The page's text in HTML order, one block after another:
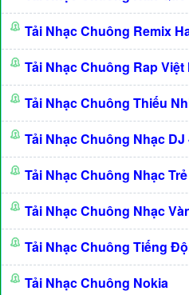
Tải Nhạc Chuông Remix
Tải Nhạc Chuông Rap Việt
Tải Nhạc Chuông Thiếu
Tải Nhạc Chuông Nhạc
Tải Nhạc Chuông Nhạc
Tải Nhạc Chuông Nhạc
Tải Nhạc Chuông Tiếng
Tải Nhạc Chuông Nokia